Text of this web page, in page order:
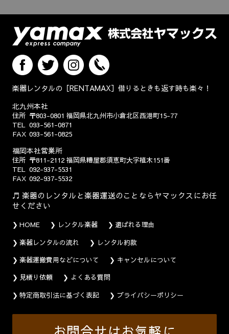
楽器レンタルの［RENTAMAX］借りるときも返す時も楽々！
北九州本社
住所 〒803-0801 福岡県北九州市小倉北区西港町15-77
TEL 093-561-0871
FAX 093-561-0825
福岡本社営業所
住所 〒811-2112 福岡県糟屋郡須恵町大字植木151番
TEL 092-937-5531
FAX 092-937-5532
楽器のレンタルと楽器運送のことならヤマックスにお任
せください
HOME レンタル楽器
選ばれる理由
楽器レンタルの流れ
レンタル約款
楽器運搬費用などについて
キャンセルについて
見積り依頼
よくある質問
特定商取引法に基づく表記
プライバシーポリシー